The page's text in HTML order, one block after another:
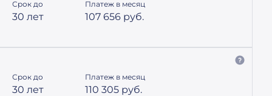
Срок до
30 лет
Платеж в месяц
107 656 руб.
Срок до
30 лет
Платеж в месяц
110 305 руб.